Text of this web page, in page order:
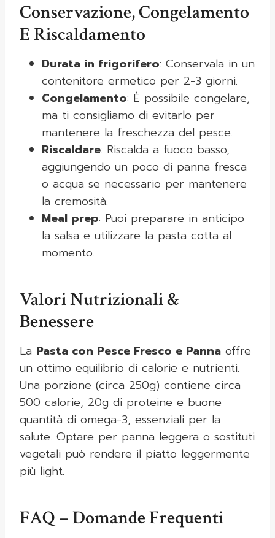
Conservazione, Congelamento
E Riscaldamento
Durata in frigorifero: Conservala in un
contenitore ermetico per 2-3 giorni.
Congelamento: È possibile congelare,
ma ti consigliamo di evitarlo per
mantenere la freschezza del pesce.
Riscaldare: Riscalda a fuoco basso,
aggiungendo un poco di panna fresca
o acqua se necessario per mantenere
la cremosità.
Meal prep: Puoi preparare in anticipo
la salsa e utilizzare la pasta cotta al
momento.
Valori Nutrizionali &
Benessere
La Pasta con Pesce Fresco e Panna offre
un ottimo equilibrio di calorie e nutrienti.
Una porzione (circa 250g) contiene circa
500 calorie, 20g di proteine e buone
quantità di omega-3, essenziali per la
salute. Optare per panna leggera o sostituti
vegetali può rendere il piatto leggermente
più light.
FAQ – Domande Frequenti